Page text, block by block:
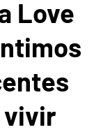
Love
vivir